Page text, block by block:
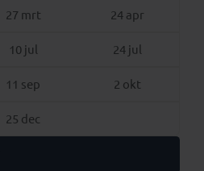
27 mrt 24 apr
10 jul 24 jul
11 sep 2 okt
25 dec